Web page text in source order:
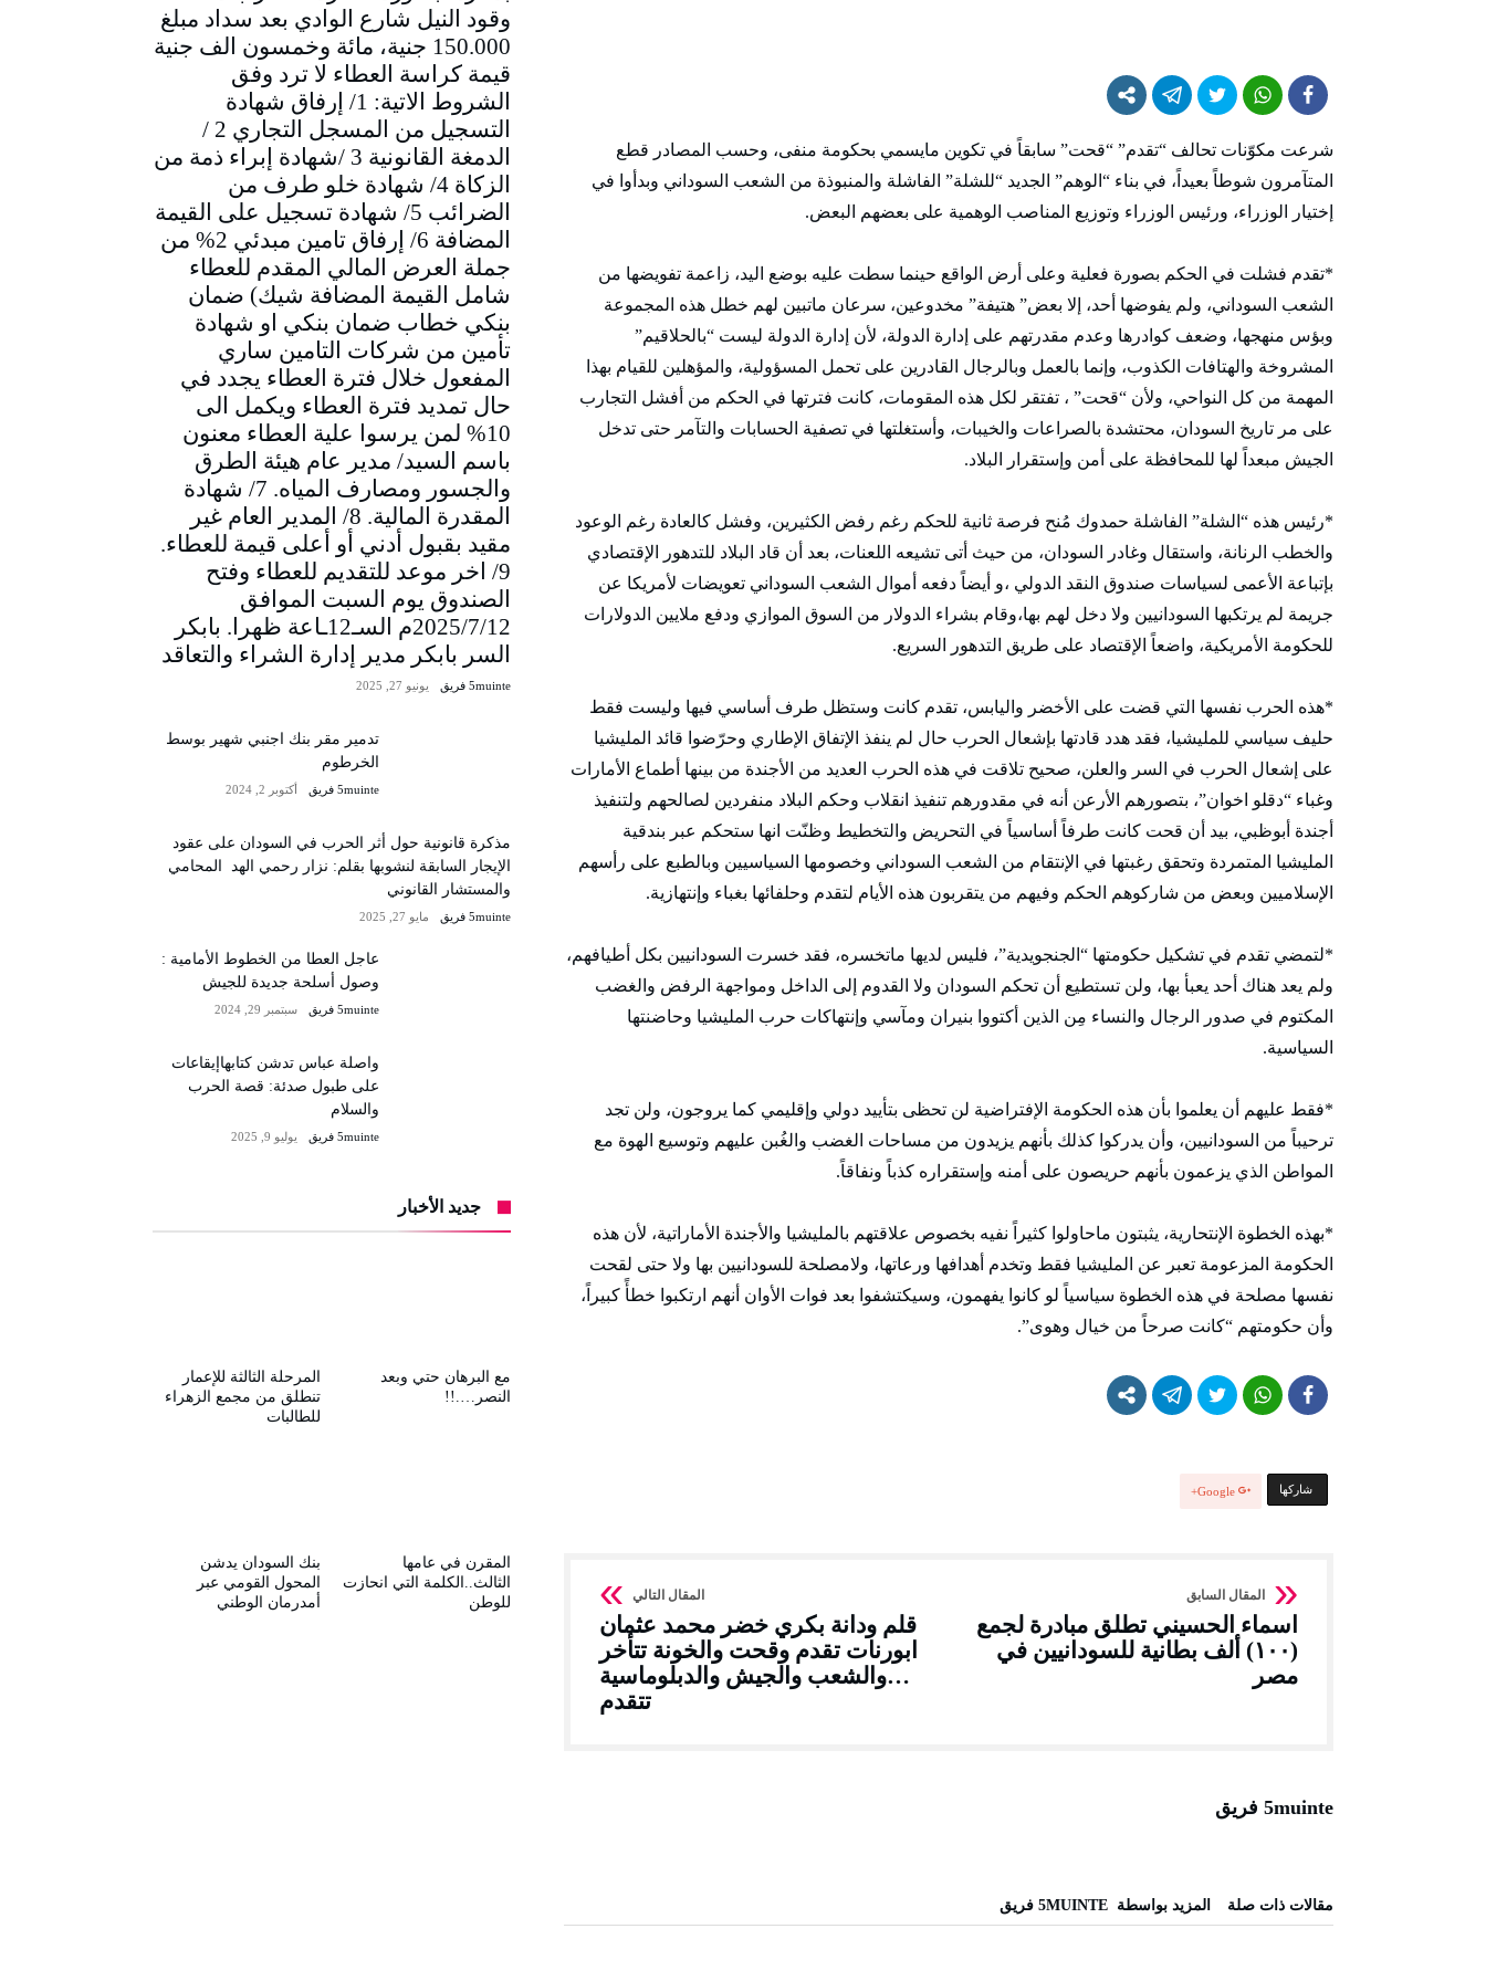
شرعت مكوّنات تحالف “تقدم” “قحت” سابقاً في تكوين مايسمي بحكومة منفى، وحسب المصادر قطع
المتآمرون شوطاً بعيداً، في بناء “الوهم” الجديد “للشلة” الفاشلة والمنبوذة من الشعب السوداني وبدأوا في
إختيار الوزراء، ورئيس الوزراء وتوزيع المناصب الوهمية على بعضهم البعض.
*تقدم فشلت في الحكم بصورة فعلية وعلى أرض الواقع حينما سطت عليه بوضع اليد، زاعمة تفويضها من
الشعب السوداني، ولم يفوضها أحد، إلا بعض” هتيفة” مخدوعين، سرعان ماتبين لهم خطل هذه المجموعة
وبؤس منهجها، وضعف كوادرها وعدم مقدرتهم على إدارة الدولة، لأن إدارة الدولة ليست “بالحلاقيم”
المشروخة والهتافات الكذوب، وإنما بالعمل وبالرجال القادرين على تحمل المسؤولية، والمؤهلين للقيام بهذا
المهمة من كل النواحي، ولأن “قحت” ، تفتقر لكل هذه المقومات، كانت فترتها في الحكم من أفشل التجارب
على مر تاريخ السودان، محتشدة بالصراعات والخيبات، وأستغلتها في تصفية الحسابات والتآمر حتى تدخل
الجيش مبعداً لها للمحافظة على أمن وإستقرار البلاد.
*رئيس هذه “الشلة” الفاشلة حمدوك مُنح فرصة ثانية للحكم رغم رفض الكثيرين، وفشل كالعادة رغم الوعود
والخطب الرنانة، واستقال وغادر السودان، من حيث أتى تشيعه اللعنات، بعد أن قاد البلاد للتدهور الإقتصادي
بإتباعة الأعمى لسياسات صندوق النقد الدولي ،و أيضاً دفعه أموال الشعب السوداني تعويضات لأمريكا عن
جريمة لم يرتكبها السودانيين ولا دخل لهم بها،وقام بشراء الدولار من السوق الموازي ودفع ملايين الدولارات
للحكومة الأمريكية، واضعاً الإقتصاد على طريق التدهور السريع.
*هذه الحرب نفسها التي قضت على الأخضر واليابس، تقدم كانت وستظل طرف أساسي فيها وليست فقط
حليف سياسي للمليشيا، فقد هدد قادتها بإشعال الحرب حال لم ينفذ الإتفاق الإطاري وحرّضوا قائد المليشيا
على إشعال الحرب في السر والعلن، صحيح تلاقت في هذه الحرب العديد من الأجندة من بينها أطماع الأمارات
وغباء “دقلو اخوان”، بتصورهم الأرعن أنه في مقدورهم تنفيذ انقلاب وحكم البلاد منفردين لصالحهم ولتنفيذ
أجندة أبوظبي، بيد أن قحت كانت طرفاً أساسياً في التحريض والتخطيط وظنّت انها ستحكم عبر بندقية
المليشيا المتمردة وتحقق رغبتها في الإنتقام من الشعب السوداني وخصومها السياسيين وبالطبع على رأسهم
الإسلاميين وبعض من شاركوهم الحكم وفيهم من يتقربون هذه الأيام لتقدم وحلفائها بغباء وإنتهازية.
*لتمضي تقدم في تشكيل حكومتها “الجنجويدية”، فليس لديها ماتخسره، فقد خسرت السودانيين بكل أطيافهم،
ولم يعد هناك أحد يعبأ بها، ولن تستطيع أن تحكم السودان ولا القدوم إلى الداخل ومواجهة الرفض والغضب
المكتوم في صدور الرجال والنساء مِن الذين أكتووا بنيران ومآسي وإنتهاكات حرب المليشيا وحاضنتها
السياسية.
*فقط عليهم أن يعلموا بأن هذه الحكومة الإفتراضية لن تحظى بتأييد دولي وإقليمي كما يروجون، ولن تجد
ترحيباً من السودانيين، وأن يدركوا كذلك بأنهم يزيدون من مساحات الغضب والغُبن عليهم وتوسيع الهوة مع
المواطن الذي يزعمون بأنهم حريصون على أمنه وإستقراره كذباً ونفاقاً.
*بهذه الخطوة الإنتحارية، يثبتون ماحاولوا كثيراً نفيه بخصوص علاقتهم بالمليشيا والأجندة الأماراتية، لأن هذه
الحكومة المزعومة تعبر عن المليشيا فقط وتخدم أهدافها ورعاتها، ولامصلحة للسودانيين بها ولا حتى لقحت
نفسها مصلحة في هذه الخطوة سياسياً لو كانوا يفهمون، وسيكتشفوا بعد فوات الأوان أنهم ارتكبوا خطأً كبيراً،
وأن حكومتهم “كانت صرحاً من خيال وهوى”.
‫‫ شاركها‬ Google+
اسماء الحسيني تطلق مبادرة لجمع
(١٠٠) ألف بطانية للسودانيين في
مصر
قلم ودانة بكري خضر محمد عثمان
ابورنات تقدم وقحت والخونة تتأخر
…والشعب والجيش والدبلوماسية
تتقدم
5muinte فريق
‫مقالات ذات صلة‬ ‫‫المزيد بواسطة‬ ‬ 5MUINTE فريق
وقود النيل شارع الوادي بعد سداد مبلغ
150.000 جنية، مائة وخمسون الف جنية
قيمة كراسة العطاء لا ترد وفق
الشروط الاتية: 1/ إرفاق شهادة
التسجيل من المسجل التجاري 2 /
الدمغة القانونية 3 /شهادة إبراء ذمة من
الزكاة 4/ شهادة خلو طرف من
الضرائب 5/ شهادة تسجيل على القيمة
المضافة 6/ إرفاق تامين مبدئي 2% من
جملة العرض المالي المقدم للعطاء
شامل القيمة المضافة شيك) ضمان
بنكي خطاب ضمان بنكي او شهادة
تأمين من شركات التامين ساري
المفعول خلال فترة العطاء يجدد في
حال تمديد فترة العطاء ويكمل الى
10% لمن يرسوا علية العطاء معنون
باسم السيد/ مدير عام هيئة الطرق
والجسور ومصارف المياه. 7/ شهادة
المقدرة المالية. 8/ المدير العام غير
مقيد بقبول أدني أو أعلى قيمة للعطاء.
9/ اخر موعد للتقديم للعطاء وفتح
الصندوق يوم السبت الموافق
2025/7/12م السـ12ـاعة ظهرا. بابكر
السر بابكر مدير إدارة الشراء والتعاقد
5muinte فريق يونيو 27, 2025
تدمير مقر بنك اجنبي شهير بوسط
الخرطوم
5muinte فريق أكتوبر 2, 2024
مذكرة قانونية حول أثر الحرب في السودان على عقود
الإيجار السابقة لنشوبها بقلم: نزار رحمي الهد المحامي
والمستشار القانوني
5muinte فريق مايو 27, 2025
عاجل العطا من الخطوط الأمامية :
وصول أسلحة جديدة للجيش
5muinte فريق سبتمبر 29, 2024
واصلة عباس تدشن كتابهاإيقاعات
على طبول صدئة: قصة الحرب
والسلام
5muinte فريق يوليو 9, 2025
جديد الأخبار
المرحلة الثالثة للإعمار
تنطلق من مجمع الزهراء
للطالبات
مع البرهان حتي وبعد
النصر….!!
بنك السودان يدشن
المحول القومي عبر
أمدرمان الوطني
المقرن في عامها
الثالث..الكلمة التي انحازت
للوطن